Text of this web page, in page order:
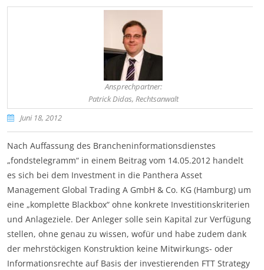
Ansprechpartner:
Patrick Didas, Rechtsanwalt
Juni 18, 2012
Nach Auffassung des Brancheninformationsdienstes
„fondstelegramm“ in einem Beitrag vom 14.05.2012 handelt
es sich bei dem Investment in die Panthera Asset
Management Global Trading A GmbH & Co. KG (Hamburg) um
eine „komplette Blackbox“ ohne konkrete Investitionskriterien
und Anlageziele. Der Anleger solle sein Kapital zur Verfügung
stellen, ohne genau zu wissen, wofür und habe zudem dank
der mehrstöckigen Konstruktion keine Mitwirkungs- oder
Informationsrechte auf Basis der investierenden FTT Strategy